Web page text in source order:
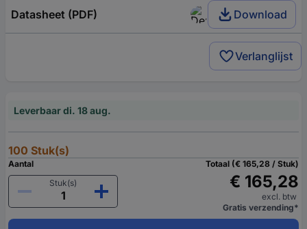
Datasheet (PDF) Download
Verlanglijst
Leverbaar di. 18 aug.
100 Stuk(s)
Aantal
Stuk(s)
Totaal (€ 165,28 / Stuk)
€ 165,28
excl. btw
Gratis verzending*